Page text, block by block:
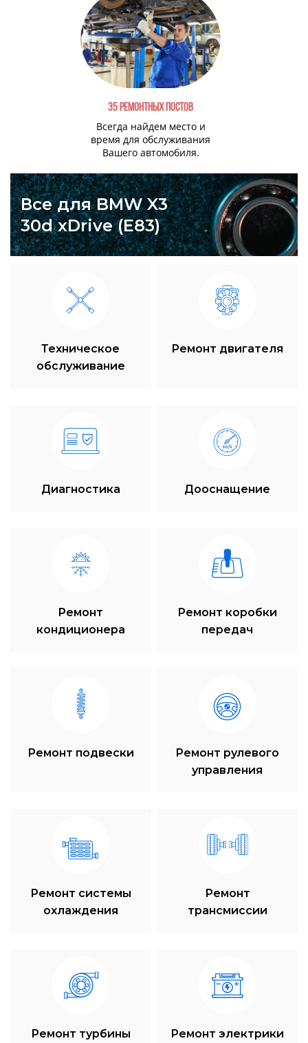
35 РЕМОНТНЫХ ПОСТОВ
Всегда найдем место и
время для обслуживания
Вашего автомобиля.
Все для BMW X3
30d xDrive (E83)
Техническое
обслуживание
Ремонт двигателя
Диагностика Дооснащение
Ремонт
кондиционера
Ремонт коробки
передач
Ремонт подвески
Ремонт рулевого
управления
Ремонт системы
охлаждения
Ремонт
трансмиссии
Ремонт турбины Ремонт электрики